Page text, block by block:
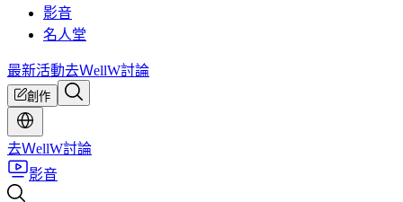
影音
名人堂
最新活動去ＷellW討論
創作
去ＷellW討論
影音